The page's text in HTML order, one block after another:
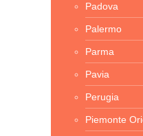
Padova
Palermo
Parma
Pavia
Perugia
Piemonte